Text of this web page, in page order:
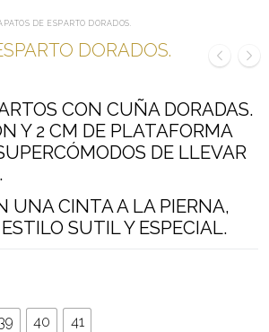
DE ESPARTO DORADOS.
DORADOS.
CON CUÑA DORADAS.
Y 2 CM DE PLATAFORMA
DE LLEVAR
UNA CINTA A LA PIERNA,
SUTIL Y ESPECIAL.
40 41